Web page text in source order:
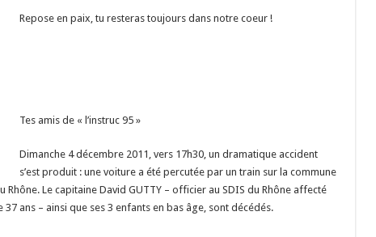
Repose en paix, tu resteras toujours dans notre coeur !
Tes amis de « l’instruc 95 »
Dimanche 4 décembre 2011, vers 17h30, un dramatique accident
s’est produit : une voiture a été percutée par un train sur la commune
Rhône. Le capitaine David GUTTY – officier au SDIS du Rhône affecté
ans – ainsi que ses 3 enfants en bas âge, sont décédés.